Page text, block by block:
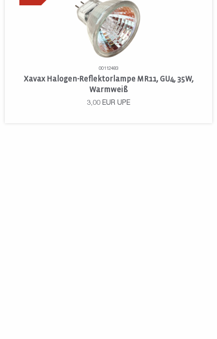
00112483
Xavax Halogen-Reflektorlampe MR11, GU4, 35W,
Warmweiß
3,00 EUR UPE